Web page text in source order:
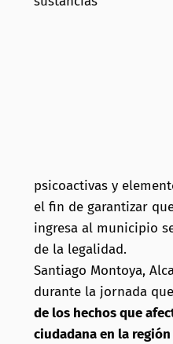
psicoactivas y
el fin de garantizar
ingresa al municipio
de la legalidad.
Santiago Montoya,
durante la jornada
de los hechos que
ciudadana en la